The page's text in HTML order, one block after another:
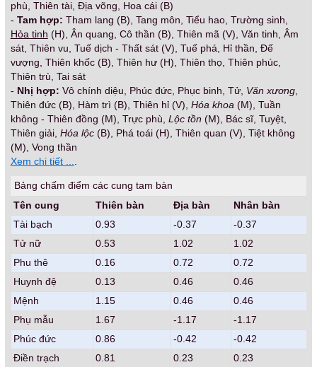
phù, Thiên tài, Địa võng, Hoa cái (B)
- Tam hợp: Tham lang (B), Tang môn, Tiểu hao, Trường sinh,
Hỏa tinh (H), Ân quang, Cô thần (B), Thiên mã (V), Văn tinh, Âm
sát, Thiên vu, Tuế dịch - Thất sát (V), Tuế phá, Hỉ thần, Đế
vượng, Thiên khốc (B), Thiên hư (H), Thiên thọ, Thiên phúc,
Thiên trù, Tai sát
- Nhị hợp: Vô chính diệu, Phúc đức, Phục binh, Tử, Văn xương,
Thiên đức (B), Hàm trì (B), Thiên hỉ (V), Hóa khoa(M), Tuần
không - Thiên đồng (M), Trực phù, Lộc tồn (M), Bác sĩ, Tuyệt,
Thiên giải, Hóa lộc(B), Phá toái (H), Thiên quan (V), Tiệt không
(M), Vong thần
Xem chi tiết ....
Bảng chấm điểm các cung tam bàn
Tên cung
Thiên bàn Địa bàn
Nhân bàn
Tài bạch
0.93 -0.37
-0.37
Tử nữ
0.53 1.02
1.02
Phu thê
0.16 0.72
0.72
Huynh đệ
0.13 0.46
0.46
Mệnh
1.15 0.46
0.46
Phụ mẫu
1.67 -1.17
-1.17
Phúc đức
0.86 -0.42
-0.42
Điền trạch
0.81 0.23
0.23